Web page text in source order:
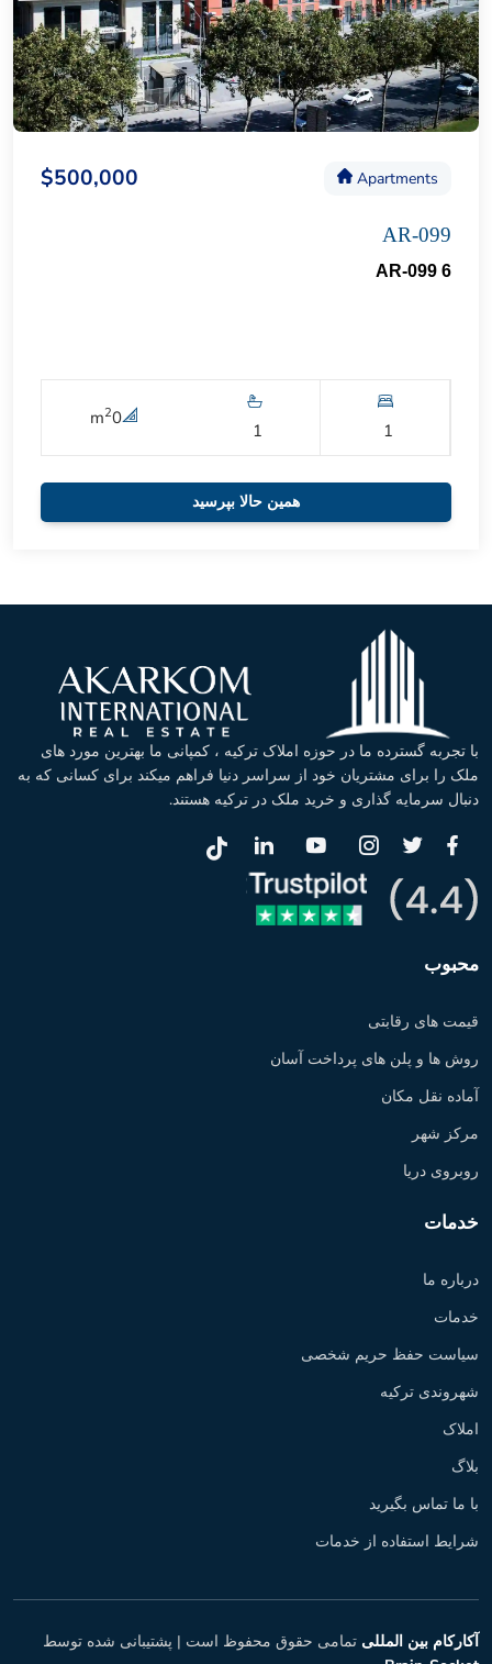
Apartments
$500,000
AR-099
AR-099 6
1
1
0
m2
همین حالا بپرسید
با تجربه گسترده ما در حوزه املاک ترکیه ، کمپانی ما بهترین مورد های
ملک را برای مشتریان خود از سراسر دنیا فراهم میکند برای کسانی که به
دنبال سرمایه گذاری و خرید ملک در ترکیه هستند.
محبوب
قیمت های رقابتی
روش ها و پلن های پرداخت آسان
آماده نقل مکان
مرکز شهر
روبروی دریا
خدمات
درباره ما
خدمات
سیاست حفظ حریم شخصی
شهروندی ترکیه
املاک
بلاگ
با ما تماس بگیرید
شرایط استفاده از خدمات
آکارکام بین المللی تمامی حقوق محفوظ است | پشتیبانی شده توسط